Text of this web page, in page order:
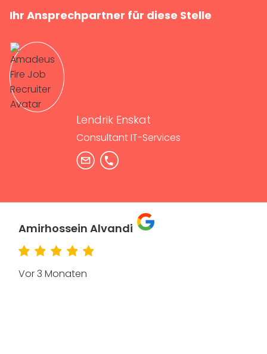
Ihr Ansprechpartner für diese Stelle
Lendrik Enskat
Consultant IT-Services
Amirhossein Alvandi
Vor 3 Monaten